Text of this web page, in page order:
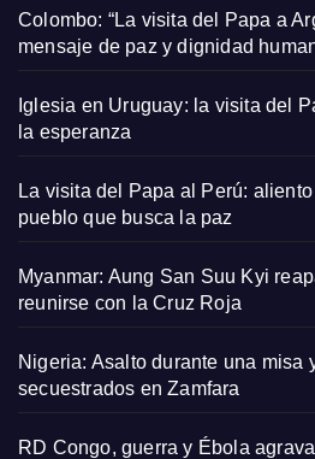
Colombo: “La visita del Papa a
mensaje de paz y dignidad
Iglesia en Uruguay: la visita del
la esperanza
La visita del Papa al Perú:
pueblo que busca la paz
Myanmar: Aung San Suu Kyi
reunirse con la Cruz Roja
Nigeria: Asalto durante una misa
secuestrados en Zamfara
RD Congo, guerra y Ébola